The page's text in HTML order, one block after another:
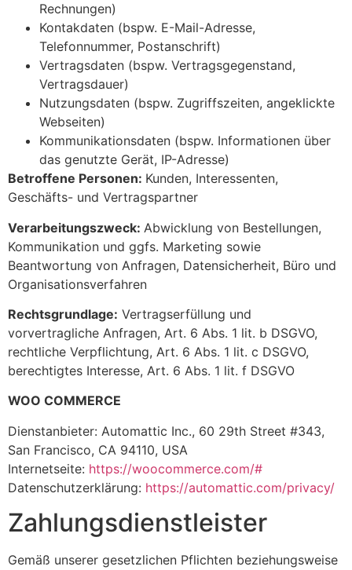
Rechnungen)
Kontakdaten (bspw. E-Mail-Adresse,
Telefonnummer, Postanschrift)
Vertragsdaten (bspw. Vertragsgegenstand,
Vertragsdauer)
Nutzungsdaten (bspw. Zugriffszeiten, angeklickte
Webseiten)
Kommunikationsdaten (bspw. Informationen über
das genutzte Gerät, IP-Adresse)
Betroffene Personen: Kunden, Interessenten,
Geschäfts- und Vertragspartner
Verarbeitungszweck: Abwicklung von Bestellungen,
Kommunikation und ggfs. Marketing sowie
Beantwortung von Anfragen, Datensicherheit, Büro und
Organisationsverfahren
Rechtsgrundlage: Vertragserfüllung und
vorvertragliche Anfragen, Art. 6 Abs. 1 lit. b DSGVO,
rechtliche Verpflichtung, Art. 6 Abs. 1 lit. c DSGVO,
berechtigtes Interesse, Art. 6 Abs. 1 lit. f DSGVO
WOO COMMERCE
Dienstanbieter: Automattic Inc., 60 29th Street #343,
San Francisco, CA 94110, USA
Internetseite: https://woocommerce.com/#
Datenschutzerklärung: https://automattic.com/privacy/
Zahlungsdienstleister
Gemäß unserer gesetzlichen Pflichten beziehungsweise